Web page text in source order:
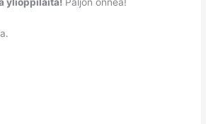
ylioppilaita! Paljon onnea!